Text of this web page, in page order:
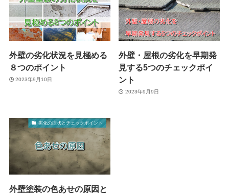
外壁の劣化状況を見極める
８つのポイント
2023年9月10日
外壁・屋根の劣化を早期発
見する5つのチェックポイ
ント
2023年9月9日
劣化の症状とチェックポイント
外壁塗装の色あせの原因と